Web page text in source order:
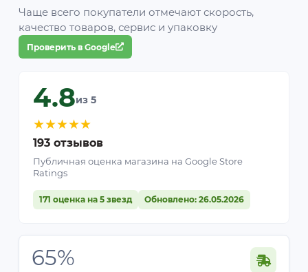
Чаще всего покупатели отмечают скорость,
качество товаров, сервис и упаковку
Проверить в Google
4.8из 5
★★★★★
193 отзывов
Публичная оценка магазина на Google Store
Ratings
171 оценка на 5 звезд Обновлено: 26.05.2026
65%